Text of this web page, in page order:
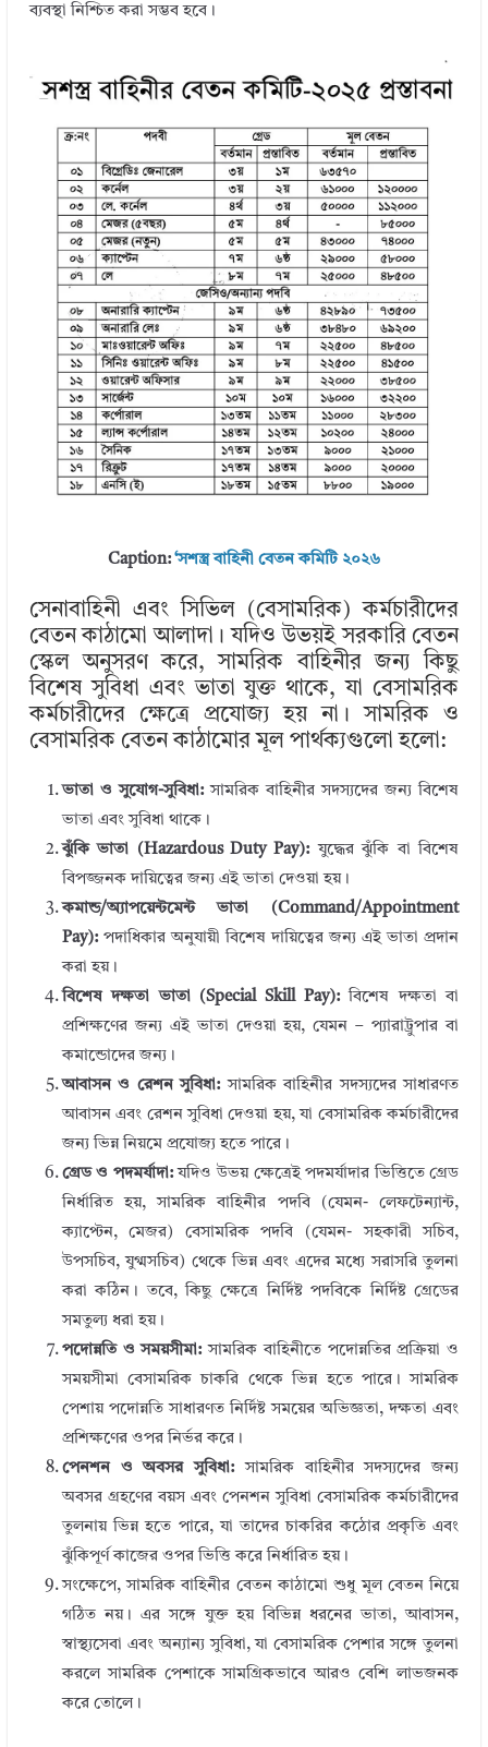
ব্যবস্থা নিশ্চিত করা সম্ভব হবে।
Caption:‘সশস্ত্র বাহিনী বেতন কমিটি ২০২৬
সেনাবাহিনী এবং সিভিল (বেসামরিক) কর্মচারীদের
বেতন কাঠামো আলাদা। যদিও উভয়ই সরকারি বেতন
স্কেল অনুসরণ করে, সামরিক বাহিনীর জন্য কিছু
বিশেষ সুবিধা এবং ভাতা যুক্ত থাকে, যা বেসামরিক
কর্মচারীদের ক্ষেত্রে প্রযোজ্য হয় না। সামরিক ও
বেসামরিক বেতন কাঠামোর মূল পার্থক্যগুলো হলো:
ভাতা ও সুযোগ-সুবিধা:সামরিক বাহিনীর সদস্যদের জন্য বিশেষ
ভাতা এবং সুবিধা থাকে।
ঝুঁকি ভাতা (Hazardous Duty Pay):যুদ্ধের ঝুঁকি বা বিশেষ
বিপজ্জনক দায়িত্বের জন্য এই ভাতা দেওয়া হয়।
কমান্ড/অ্যাপয়েন্টমেন্ট ভাতা (Command/Appointment
Pay):পদাধিকার অনুযায়ী বিশেষ দায়িত্বের জন্য এই ভাতা প্রদান
করা হয়।
বিশেষ দক্ষতা ভাতা (Special Skill Pay):বিশেষ দক্ষতা বা
প্রশিক্ষণের জন্য এই ভাতা দেওয়া হয়, যেমন – প্যারাট্রুপার বা
কমান্ডোদের জন্য।
আবাসন ও রেশন সুবিধা:সামরিক বাহিনীর সদস্যদের সাধারণত
আবাসন এবং রেশন সুবিধা দেওয়া হয়, যা বেসামরিক কর্মচারীদের
জন্য ভিন্ন নিয়মে প্রযোজ্য হতে পারে।
গ্রেড ও পদমর্যাদা:যদিও উভয় ক্ষেত্রেই পদমর্যাদার ভিত্তিতে গ্রেড
নির্ধারিত হয়, সামরিক বাহিনীর পদবি (যেমন- লেফটেন্যান্ট,
ক্যাপ্টেন, মেজর) বেসামরিক পদবি (যেমন- সহকারী সচিব,
উপসচিব, যুগ্মসচিব) থেকে ভিন্ন এবং এদের মধ্যে সরাসরি তুলনা
করা কঠিন। তবে, কিছু ক্ষেত্রে নির্দিষ্ট পদবিকে নির্দিষ্ট গ্রেডের
সমতুল্য ধরা হয়।
পদোন্নতি ও সময়সীমা:সামরিক বাহিনীতে পদোন্নতির প্রক্রিয়া ও
সময়সীমা বেসামরিক চাকরি থেকে ভিন্ন হতে পারে। সামরিক
পেশায় পদোন্নতি সাধারণত নির্দিষ্ট সময়ের অভিজ্ঞতা, দক্ষতা এবং
প্রশিক্ষণের ওপর নির্ভর করে।
পেনশন ও অবসর সুবিধা:সামরিক বাহিনীর সদস্যদের জন্য
অবসর গ্রহণের বয়স এবং পেনশন সুবিধা বেসামরিক কর্মচারীদের
তুলনায় ভিন্ন হতে পারে, যা তাদের চাকরির কঠোর প্রকৃতি এবং
ঝুঁকিপূর্ণ কাজের ওপর ভিত্তি করে নির্ধারিত হয়।
সংক্ষেপে, সামরিক বাহিনীর বেতন কাঠামো শুধু মূল বেতন নিয়ে
গঠিত নয়। এর সঙ্গে যুক্ত হয় বিভিন্ন ধরনের ভাতা, আবাসন,
স্বাস্থ্যসেবা এবং অন্যান্য সুবিধা, যা বেসামরিক পেশার সঙ্গে তুলনা
করলে সামরিক পেশাকে সামগ্রিকভাবে আরও বেশি লাভজনক
করে তোলে।